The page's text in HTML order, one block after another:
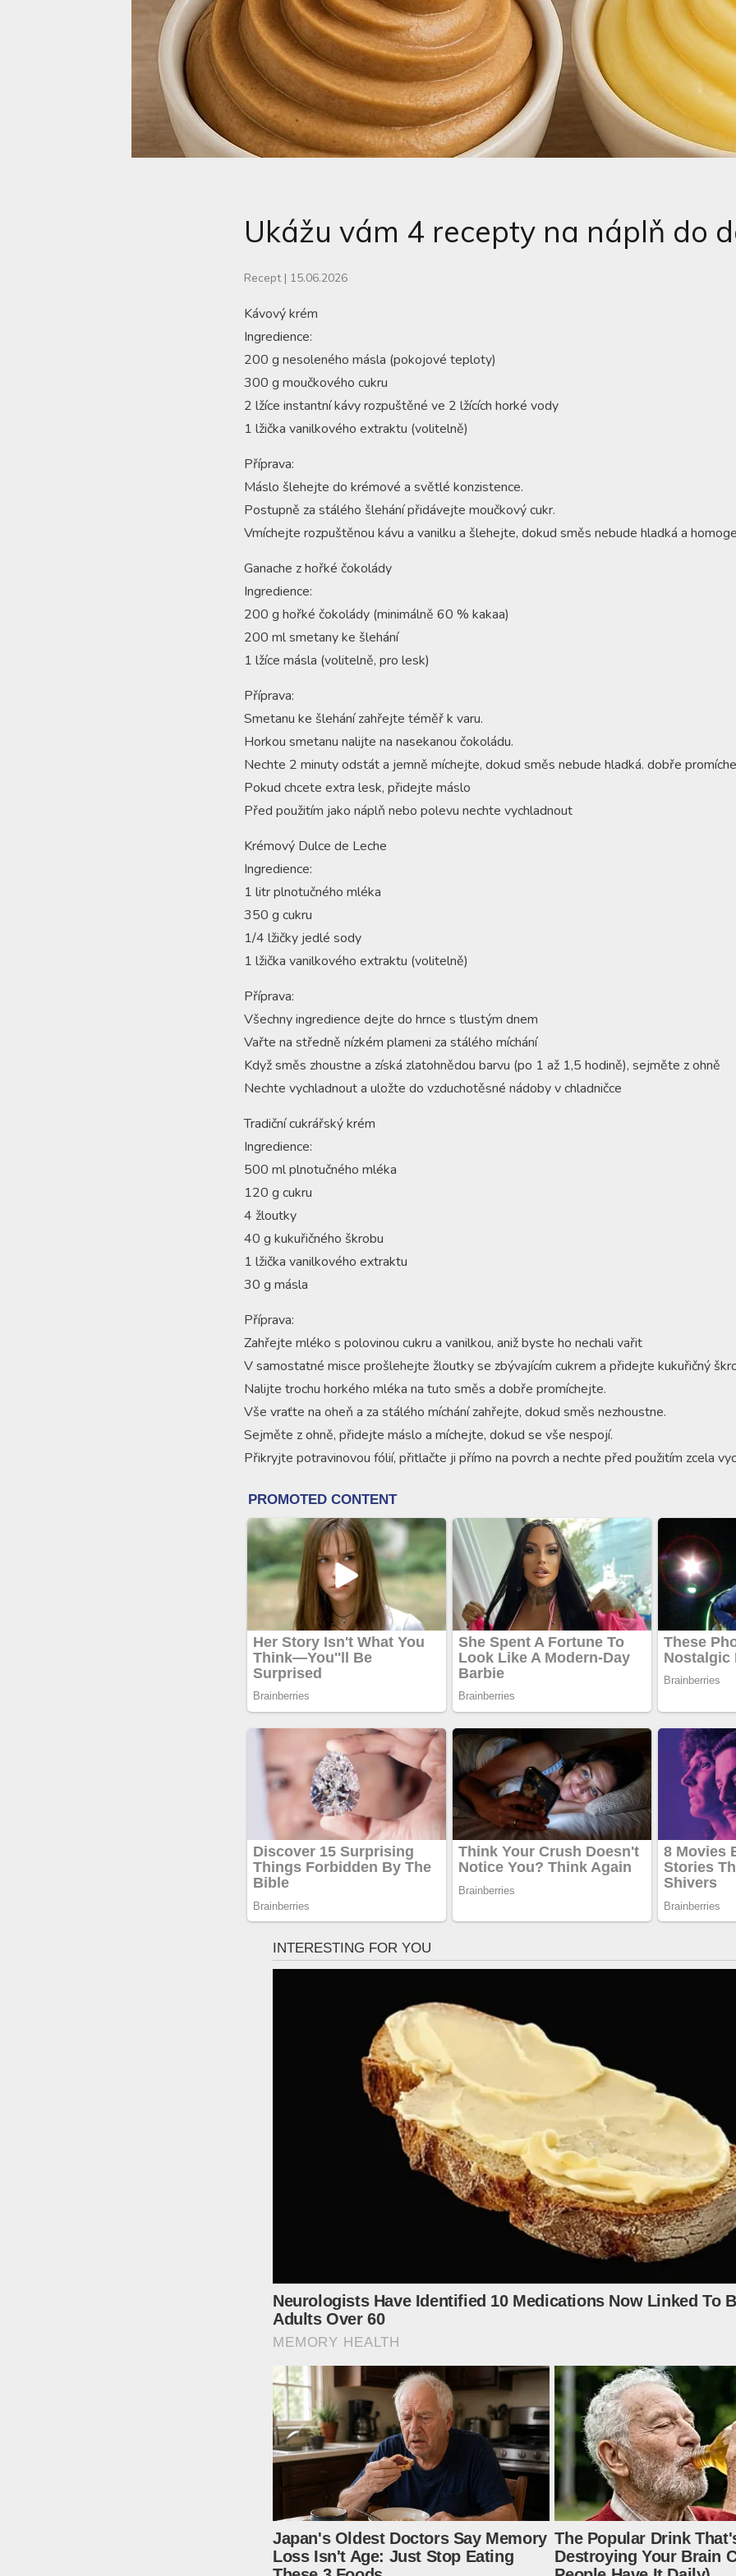
Ukážu vám 4 recepty na náplň do
Recept | 15.06.2026
Kávový krém
Ingredience:
200 g nesoleného másla (pokojové teploty)
300 g moučkového cukru
2 lžíce instantní kávy rozpuštěné ve 2 lžících horké vody
1 lžička vanilkového extraktu (volitelně)
Příprava:
Máslo šlehejte do krémové a světlé konzistence.
Postupně za stálého šlehání přidávejte moučkový cukr.
Vmíchejte rozpuštěnou kávu a vanilku a šlehejte, dokud směs nebude hladká a
Ganache z hořké čokolády
Ingredience:
200 g hořké čokolády (minimálně 60 % kakaa)
200 ml smetany ke šlehání
1 lžíce másla (volitelně, pro lesk)
Příprava:
Smetanu ke šlehání zahřejte téměř k varu.
Horkou smetanu nalijte na nasekanou čokoládu.
Nechte 2 minuty odstát a jemně míchejte, dokud směs nebude hladká. dobře
Pokud chcete extra lesk, přidejte máslo
Před použitím jako náplň nebo polevu nechte vychladnout
Krémový Dulce de Leche
Ingredience:
1 litr plnotučného mléka
350 g cukru
1/4 lžičky jedlé sody
1 lžička vanilkového extraktu (volitelně)
Příprava:
Všechny ingredience dejte do hrnce s tlustým dnem
Vařte na středně nízkém plameni za stálého míchání
Když směs zhoustne a získá zlatohnědou barvu (po 1 až 1,5 hodině), sejměte z ohně
Nechte vychladnout a uložte do vzduchotěsné nádoby v chladničce
Tradiční cukrářský krém
Ingredience:
500 ml plnotučného mléka
120 g cukru
4 žloutky
40 g kukuřičného škrobu
1 lžička vanilkového extraktu
30 g másla
Příprava:
Zahřejte mléko s polovinou cukru a vanilkou, aniž byste ho nechali vařit
V samostatné misce prošlehejte žloutky se zbývajícím cukrem a přidejte kukuřičný
Nalijte trochu horkého mléka na tuto směs a dobře promíchejte.
Vše vraťte na oheň a za stálého míchání zahřejte, dokud směs nezhoustne.
Sejměte z ohně, přidejte máslo a míchejte, dokud se vše nespojí.
Přikryjte potravinovou fólií, přitlačte ji přímo na povrch a nechte před použitím zcela